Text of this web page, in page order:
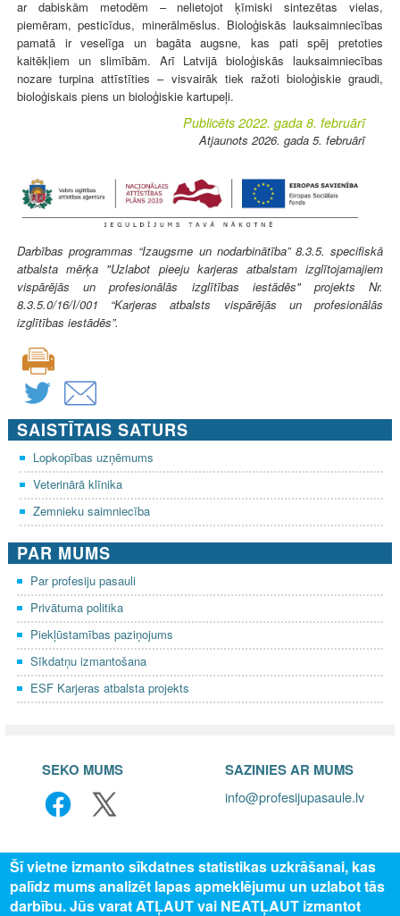
ar dabiskām metodēm – nelietojot ķīmiski sintezētas vielas,
piemēram, pesticīdus, minerālmēslus. Bioloģiskās lauksaimniecības
pamatā ir veselīga un bagāta augsne, kas pati spēj pretoties
kaitēkļiem un slimībām. Arī Latvijā bioloģiskās lauksaimniecības
nozare turpina attīstīties – visvairāk tiek ražoti bioloģiskie graudi,
bioloģiskais piens un bioloģiskie kartupeļi.
Publicēts 2022. gada 8. februārī
Atjaunots 2026. gada 5. februārī
Darbības programmas “Izaugsme un nodarbinātība” 8.3.5. specifiskā
atbalsta mērķa "Uzlabot pieeju karjeras atbalstam izglītojamajiem
vispārējās un profesionālās izglītības iestādēs" projekts Nr.
8.3.5.0/16/I/001 “Karjeras atbalsts vispārējās un profesionālās
izglītības iestādēs”.
SAISTĪTAIS SATURS
Lopkopības uzņēmums
Veterinārā klīnika
Zemnieku saimniecība
PAR MUMS
Par profesiju pasauli
Privātuma politika
Piekļūstamības paziņojums
Sīkdatņu izmantošana
ESF Karjeras atbalsta projekts
SEKO MUMS SAZINIES AR MUMS
info@profesijupasaule.lv
Šī vietne izmanto sīkdatnes statistikas uzkrāšanai, kas
palīdz mums analizēt lapas apmeklējumu un uzlabot tās
darbību. Jūs varat ATĻAUT vai NEATĻAUT izmantot